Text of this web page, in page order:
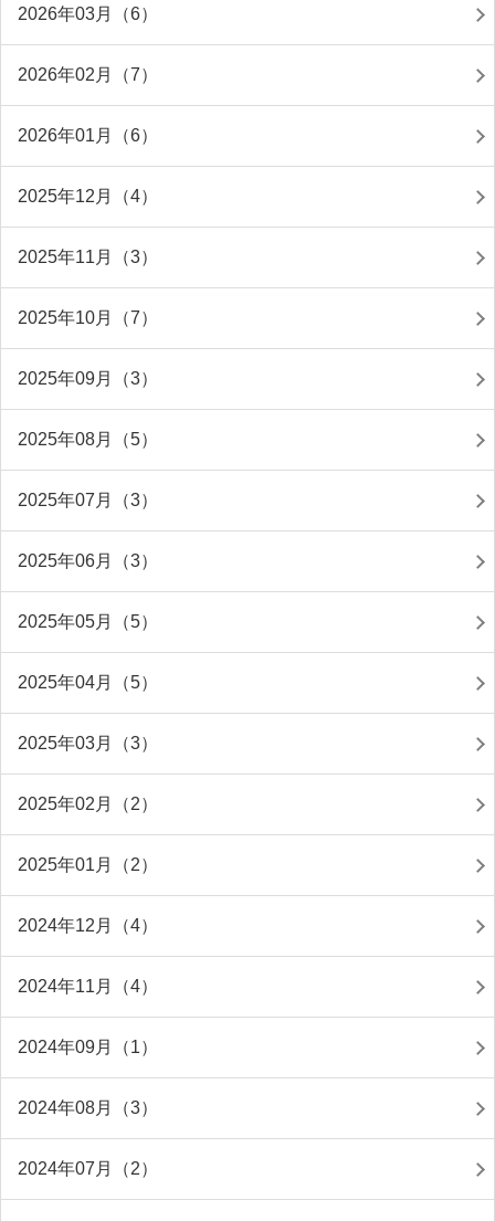
2026年03月（6）
2026年02月（7）
2026年01月（6）
2025年12月（4）
2025年11月（3）
2025年10月（7）
2025年09月（3）
2025年08月（5）
2025年07月（3）
2025年06月（3）
2025年05月（5）
2025年04月（5）
2025年03月（3）
2025年02月（2）
2025年01月（2）
2024年12月（4）
2024年11月（4）
2024年09月（1）
2024年08月（3）
2024年07月（2）